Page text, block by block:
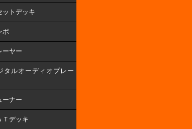
ットデッキ
ポ
ーヤー
タルオーディオプレー
ーナー
Ｔデッキ